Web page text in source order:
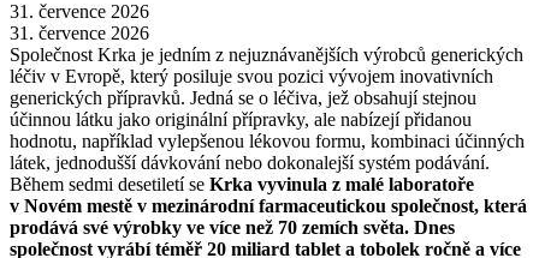
31. července 2026
31. července 2026
Společnost Krka je jedním z nejuznávanějších výrobců generických
léčiv v Evropě, který posiluje svou pozici vývojem inovativních
generických přípravků. Jedná se o léčiva, jež obsahují stejnou
účinnou látku jako originální přípravky, ale nabízejí přidanou
hodnotu, například vylepšenou lékovou formu, kombinaci účinných
látek, jednodušší dávkování nebo dokonalejší systém podávání.
Během sedmi desetiletí se Krka vyvinula z malé laboratoře
v Novém mestě v mezinárodní farmaceutickou společnost, která
prodává své výrobky ve více než 70 zemích světa. Dnes
společnost vyrábí téměř 20 miliard tablet a tobolek ročně a více